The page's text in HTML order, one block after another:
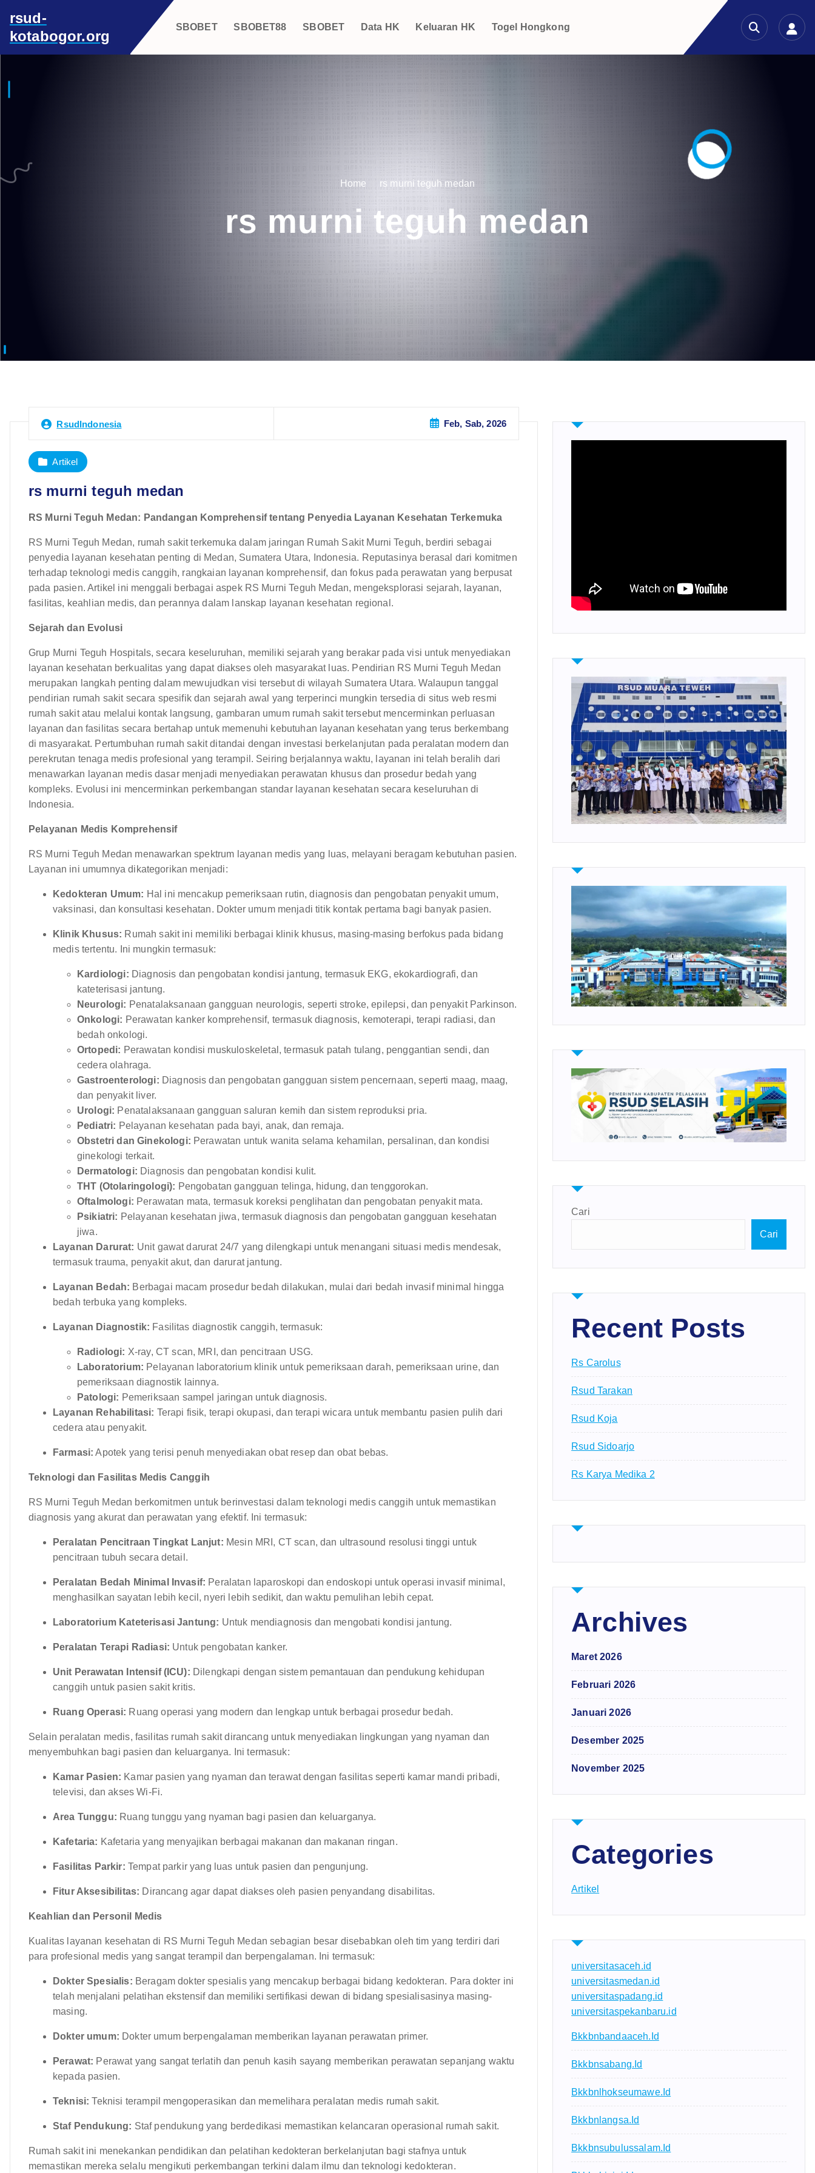
p
rsud-
kotabogor.org
SBOBET SBOBET88 SBOBET Data HK Keluaran HK Togel Hongkong
Home rs murni teguh medan
rs murni teguh medan
RsudIndonesia Feb, Sab, 2026
Artikel
rs murni teguh medan
RS Murni Teguh Medan: Pandangan Komprehensif tentang Penyedia Layanan Kesehatan Terkemuka
RS Murni Teguh Medan, rumah sakit terkemuka dalam jaringan Rumah Sakit Murni Teguh, berdiri sebagai
penyedia layanan kesehatan penting di Medan, Sumatera Utara, Indonesia. Reputasinya berasal dari komitmen
terhadap teknologi medis canggih, rangkaian layanan komprehensif, dan fokus pada perawatan yang berpusat
pada pasien. Artikel ini menggali berbagai aspek RS Murni Teguh Medan, mengeksplorasi sejarah, layanan,
fasilitas, keahlian medis, dan perannya dalam lanskap layanan kesehatan regional.
Sejarah dan Evolusi
Grup Murni Teguh Hospitals, secara keseluruhan, memiliki sejarah yang berakar pada visi untuk menyediakan
layanan kesehatan berkualitas yang dapat diakses oleh masyarakat luas. Pendirian RS Murni Teguh Medan
merupakan langkah penting dalam mewujudkan visi tersebut di wilayah Sumatera Utara. Walaupun tanggal
pendirian rumah sakit secara spesifik dan sejarah awal yang terperinci mungkin tersedia di situs web resmi
rumah sakit atau melalui kontak langsung, gambaran umum rumah sakit tersebut mencerminkan perluasan
layanan dan fasilitas secara bertahap untuk memenuhi kebutuhan layanan kesehatan yang terus berkembang
di masyarakat. Pertumbuhan rumah sakit ditandai dengan investasi berkelanjutan pada peralatan modern dan
perekrutan tenaga medis profesional yang terampil. Seiring berjalannya waktu, layanan ini telah beralih dari
menawarkan layanan medis dasar menjadi menyediakan perawatan khusus dan prosedur bedah yang
kompleks. Evolusi ini mencerminkan perkembangan standar layanan kesehatan secara keseluruhan di
Indonesia.
Pelayanan Medis Komprehensif
RS Murni Teguh Medan menawarkan spektrum layanan medis yang luas, melayani beragam kebutuhan pasien.
Layanan ini umumnya dikategorikan menjadi:
Kedokteran Umum: Hal ini mencakup pemeriksaan rutin, diagnosis dan pengobatan penyakit umum,
vaksinasi, dan konsultasi kesehatan. Dokter umum menjadi titik kontak pertama bagi banyak pasien.
Klinik Khusus: Rumah sakit ini memiliki berbagai klinik khusus, masing-masing berfokus pada bidang
medis tertentu. Ini mungkin termasuk:
Kardiologi: Diagnosis dan pengobatan kondisi jantung, termasuk EKG, ekokardiografi, dan
kateterisasi jantung.
Neurologi: Penatalaksanaan gangguan neurologis, seperti stroke, epilepsi, dan penyakit Parkinson.
Onkologi: Perawatan kanker komprehensif, termasuk diagnosis, kemoterapi, terapi radiasi, dan
bedah onkologi.
Ortopedi: Perawatan kondisi muskuloskeletal, termasuk patah tulang, penggantian sendi, dan
cedera olahraga.
Gastroenterologi: Diagnosis dan pengobatan gangguan sistem pencernaan, seperti maag, maag,
dan penyakit liver.
Urologi: Penatalaksanaan gangguan saluran kemih dan sistem reproduksi pria.
Pediatri: Pelayanan kesehatan pada bayi, anak, dan remaja.
Obstetri dan Ginekologi: Perawatan untuk wanita selama kehamilan, persalinan, dan kondisi
ginekologi terkait.
Dermatologi: Diagnosis dan pengobatan kondisi kulit.
THT (Otolaringologi): Pengobatan gangguan telinga, hidung, dan tenggorokan.
Oftalmologi: Perawatan mata, termasuk koreksi penglihatan dan pengobatan penyakit mata.
Psikiatri: Pelayanan kesehatan jiwa, termasuk diagnosis dan pengobatan gangguan kesehatan
jiwa.
Layanan Darurat: Unit gawat darurat 24/7 yang dilengkapi untuk menangani situasi medis mendesak,
termasuk trauma, penyakit akut, dan darurat jantung.
Layanan Bedah: Berbagai macam prosedur bedah dilakukan, mulai dari bedah invasif minimal hingga
bedah terbuka yang kompleks.
Layanan Diagnostik: Fasilitas diagnostik canggih, termasuk:
Radiologi: X-ray, CT scan, MRI, dan pencitraan USG.
Laboratorium: Pelayanan laboratorium klinik untuk pemeriksaan darah, pemeriksaan urine, dan
pemeriksaan diagnostik lainnya.
Patologi: Pemeriksaan sampel jaringan untuk diagnosis.
Layanan Rehabilitasi: Terapi fisik, terapi okupasi, dan terapi wicara untuk membantu pasien pulih dari
cedera atau penyakit.
Farmasi: Apotek yang terisi penuh menyediakan obat resep dan obat bebas.
Teknologi dan Fasilitas Medis Canggih
RS Murni Teguh Medan berkomitmen untuk berinvestasi dalam teknologi medis canggih untuk memastikan
diagnosis yang akurat dan perawatan yang efektif. Ini termasuk:
Peralatan Pencitraan Tingkat Lanjut: Mesin MRI, CT scan, dan ultrasound resolusi tinggi untuk
pencitraan tubuh secara detail.
Peralatan Bedah Minimal Invasif: Peralatan laparoskopi dan endoskopi untuk operasi invasif minimal,
menghasilkan sayatan lebih kecil, nyeri lebih sedikit, dan waktu pemulihan lebih cepat.
Laboratorium Kateterisasi Jantung: Untuk mendiagnosis dan mengobati kondisi jantung.
Peralatan Terapi Radiasi: Untuk pengobatan kanker.
Unit Perawatan Intensif (ICU): Dilengkapi dengan sistem pemantauan dan pendukung kehidupan
canggih untuk pasien sakit kritis.
Ruang Operasi: Ruang operasi yang modern dan lengkap untuk berbagai prosedur bedah.
Selain peralatan medis, fasilitas rumah sakit dirancang untuk menyediakan lingkungan yang nyaman dan
menyembuhkan bagi pasien dan keluarganya. Ini termasuk:
Kamar Pasien: Kamar pasien yang nyaman dan terawat dengan fasilitas seperti kamar mandi pribadi,
televisi, dan akses Wi-Fi.
Area Tunggu: Ruang tunggu yang nyaman bagi pasien dan keluarganya.
Kafetaria: Kafetaria yang menyajikan berbagai makanan dan makanan ringan.
Fasilitas Parkir: Tempat parkir yang luas untuk pasien dan pengunjung.
Fitur Aksesibilitas: Dirancang agar dapat diakses oleh pasien penyandang disabilitas.
Keahlian dan Personil Medis
Kualitas layanan kesehatan di RS Murni Teguh Medan sebagian besar disebabkan oleh tim yang terdiri dari
para profesional medis yang sangat terampil dan berpengalaman. Ini termasuk:
Dokter Spesialis: Beragam dokter spesialis yang mencakup berbagai bidang kedokteran. Para dokter ini
telah menjalani pelatihan ekstensif dan memiliki sertifikasi dewan di bidang spesialisasinya masing-
masing.
Dokter umum: Dokter umum berpengalaman memberikan layanan perawatan primer.
Perawat: Perawat yang sangat terlatih dan penuh kasih sayang memberikan perawatan sepanjang waktu
kepada pasien.
Teknisi: Teknisi terampil mengoperasikan dan memelihara peralatan medis rumah sakit.
Staf Pendukung: Staf pendukung yang berdedikasi memastikan kelancaran operasional rumah sakit.
Rumah sakit ini menekankan pendidikan dan pelatihan kedokteran berkelanjutan bagi stafnya untuk
memastikan mereka selalu mengikuti perkembangan terkini dalam ilmu dan teknologi kedokteran.
Cari
Cari
Recent Posts
Rs Carolus
Rsud Tarakan
Rsud Koja
Rsud Sidoarjo
Rs Karya Medika 2
Archives
Maret 2026
Februari 2026
Januari 2026
Desember 2025
November 2025
Categories
Artikel
universitasaceh.id
universitasmedan.id
universitaspadang.id
universitaspekanbaru.id
Bkkbnbandaaceh.id
Bkkbnsabang.id
Bkkbnlhokseumawe.id
Bkkbnlangsa.id
Bkkbnsubulussalam.id